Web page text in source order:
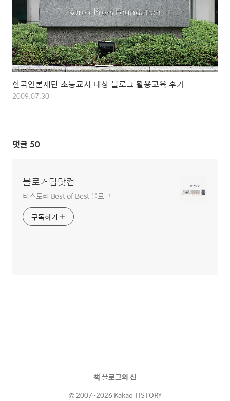
한국언론재단 초등교사 대상 블로그 활용교육 후기
2009.07.30
댓글 50
블로거팁닷컴
티스토리 Best of Best 블로그
구독하기
책 블로그의 신
© 2007~2026 Kakao TISTORY